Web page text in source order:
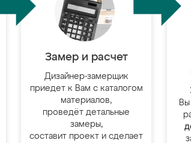
Замер и расчет
Дизайнер-замерщик
приедет к Вам с каталогом
материалов,
проведёт детальные
замеры,
составит проект и сделает